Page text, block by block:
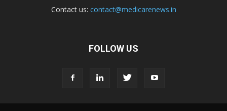
Contact us: contact@medicarenews.in
FOLLOW US